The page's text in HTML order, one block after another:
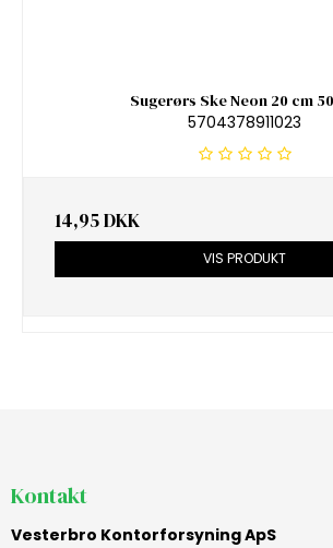
Sugerørs Ske Neon 20 cm
5704378911023
14,95 DKK
VIS PRODUKT
Kontakt
Vesterbro Kontorforsyning ApS